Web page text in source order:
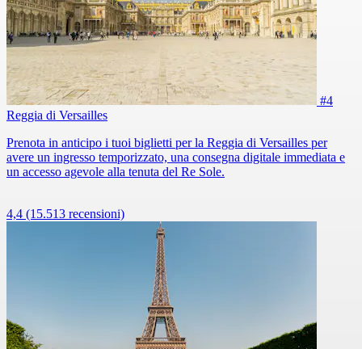
#4
Reggia di Versailles
Prenota in anticipo i tuoi biglietti per la Reggia di Versailles per
avere un ingresso temporizzato, una consegna digitale immediata e
un accesso agevole alla tenuta del Re Sole.
4,4 (15.513 recensioni)